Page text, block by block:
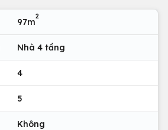
97m
2
Nhà 4 tầng
4
5
Không